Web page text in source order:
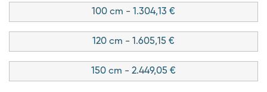
100 cm - 1.304,13 €
120 cm - 1.605,15 €
150 cm - 2.449,05 €